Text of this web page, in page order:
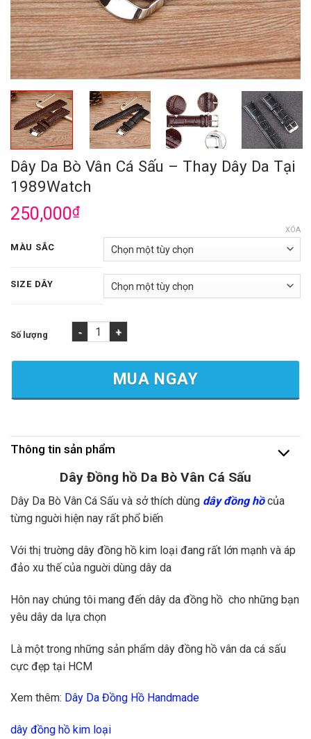
Dây Da Bò Vân Cá Sấu – Thay Dây Da Tại
1989Watch
250,000₫
MÀU SẮC
SIZE DÂY
XÓA
Dây Da Bò Vân Cá Sấu - Thay Dây Da Tại 1989Watch số lượng
MUA NGAY
Thông tin sản phẩm
Dây Đồng hồ Da Bò Vân Cá Sấu
Dây Da Bò Vân Cá Sấu và sở thích dùng dây đồng hồcủa
từng nguời hiện nay rất phổ biến
Với thị truờng dây đồng hồ kim loại đang rất lớn mạnh và áp
đảo xu thế của nguời dùng dây da
Hôn nay chúng tôi mang đến dây da đồng hồ cho những bạn
yêu dây da lựa chọn
Là một trong những sản phẩm dây đồng hồ vân da cá sấu
cực đẹp tại HCM
Xem thêm: Dây Da Đồng Hồ Handmade
dây đồng hồ kim loại